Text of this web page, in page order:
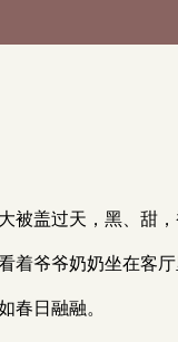
被盖过天，黑、甜
着爷爷奶奶坐在客厅
春日融融。